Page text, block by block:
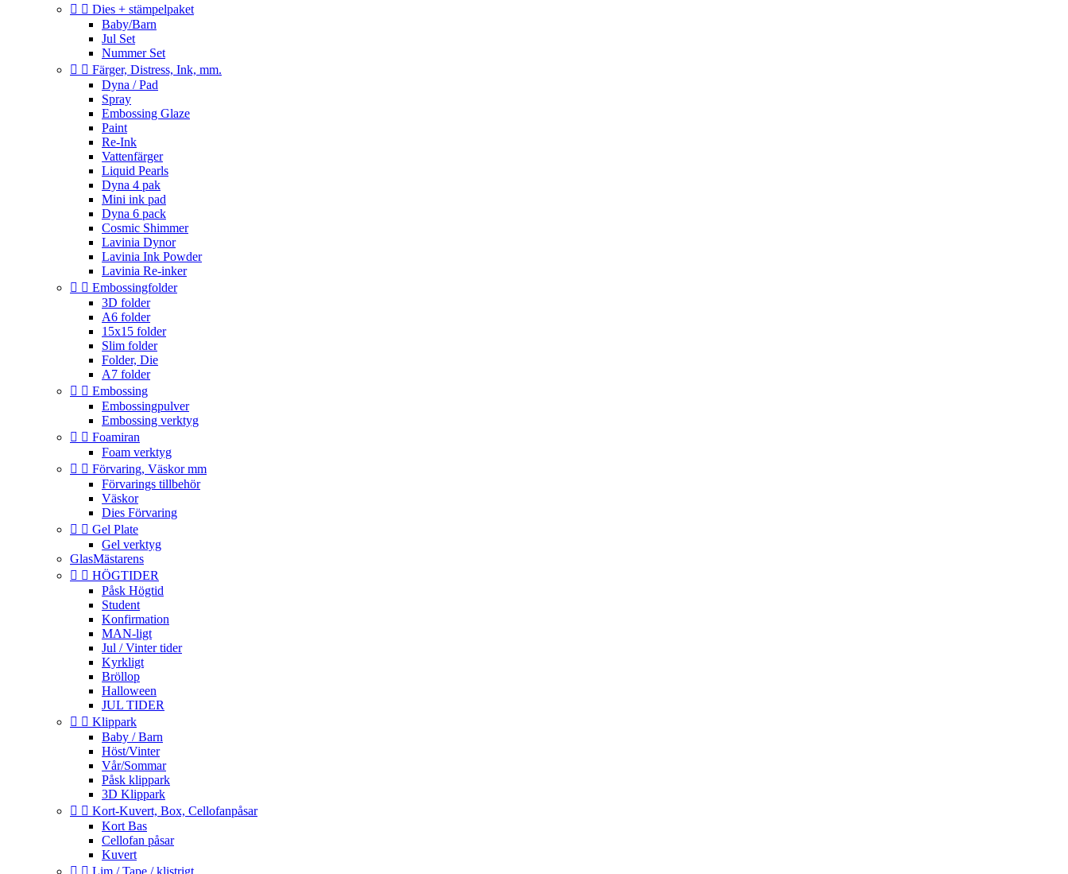
  Dies + stämpelpaket
Baby/Barn
Jul Set
Nummer Set
  Färger, Distress, Ink, mm.
Dyna / Pad
Spray
Embossing Glaze
Paint
Re-Ink
Vattenfärger
Liquid Pearls
Dyna 4 pak
Mini ink pad
Dyna 6 pack
Cosmic Shimmer
Lavinia Dynor
Lavinia Ink Powder
Lavinia Re-inker
  Embossingfolder
3D folder
A6 folder
15x15 folder
Slim folder
Folder, Die
A7 folder
  Embossing
Embossingpulver
Embossing verktyg
  Foamiran
Foam verktyg
  Förvaring, Väskor mm
Förvarings tillbehör
Väskor
Dies Förvaring
  Gel Plate
Gel verktyg
GlasMästarens
  HÖGTIDER
Påsk Högtid
Student
Konfirmation
MAN-ligt
Jul / Vinter tider
Kyrkligt
Bröllop
Halloween
JUL TIDER
  Klippark
Baby / Barn
Höst/Vinter
Vår/Sommar
Påsk klippark
3D Klippark
  Kort-Kuvert, Box, Cellofanpåsar
Kort Bas
Cellofan påsar
Kuvert
  Lim / Tape / klistrigt